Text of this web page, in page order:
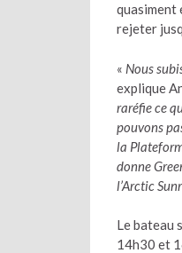
quasiment
rejeter
« Nous
explique
raréfie ce
pouvons
la
donne
l’Arctic
Le bateau
14h30 et